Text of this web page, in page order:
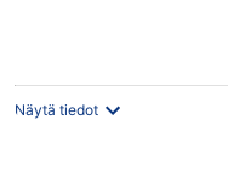
Näytä tiedot